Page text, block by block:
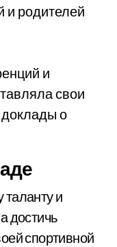
и родителей
и
свои
о
и
достичь
спортивной